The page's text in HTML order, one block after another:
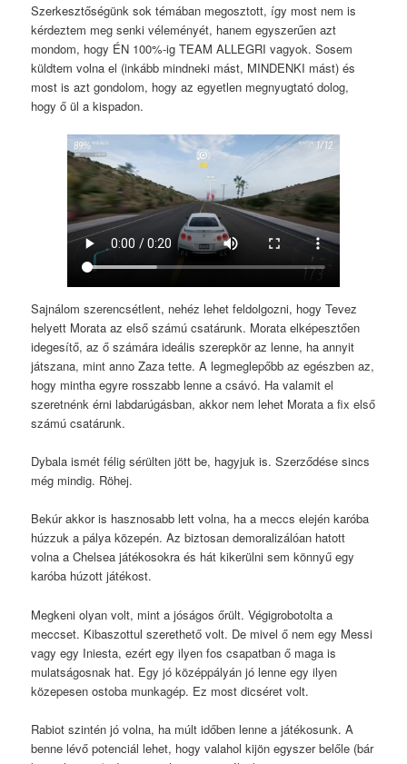
Szerkesztőségünk sok témában megosztott, így most nem is
kérdeztem meg senki véleményét, hanem egyszerűen azt
mondom, hogy ÉN 100%-ig TEAM ALLEGRI vagyok. Sosem
küldtem volna el (inkább mindneki mást, MINDENKI mást) és
most is azt gondolom, hogy az egyetlen megnyugtató dolog,
hogy ő ül a kispadon.
Sajnálom szerencsétlent, nehéz lehet feldolgozni, hogy Tevez
helyett Morata az első számú csatárunk. Morata elképesztően
idegesítő, az ő számára ideális szerepkör az lenne, ha annyit
játszana, mint anno Zaza tette. A legmeglepőbb az egészben az,
hogy mintha egyre rosszabb lenne a csávó. Ha valamit el
szeretnénk érni labdarúgásban, akkor nem lehet Morata a fix első
számú csatárunk.
Dybala ismét félig sérülten jött be, hagyjuk is. Szerződése sincs
még mindig. Röhej.
Bekúr akkor is hasznosabb lett volna, ha a meccs elején karóba
húzzuk a pálya közepén. Az biztosan demoralizálóan hatott
volna a Chelsea játékosokra és hát kikerülni sem könnyű egy
karóba húzott játékost.
Megkeni olyan volt, mint a jóságos őrült. Végigrobotolta a
meccset. Kibaszottul szerethető volt. De mivel ő nem egy Messi
vagy egy Iniesta, ezért egy ilyen fos csapatban ő maga is
mulatságosnak hat. Egy jó középpályán jó lenne egy ilyen
közepesen ostoba munkagép. Ez most dicséret volt.
Rabiot szintén jó volna, ha múlt időben lenne a játékosunk. A
benne lévő potenciál lehet, hogy valahol kijön egyszer belőle (bár